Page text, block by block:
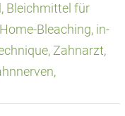
, Bleichmittel für
Home-Bleaching, in-
, Zahnarzt,
,